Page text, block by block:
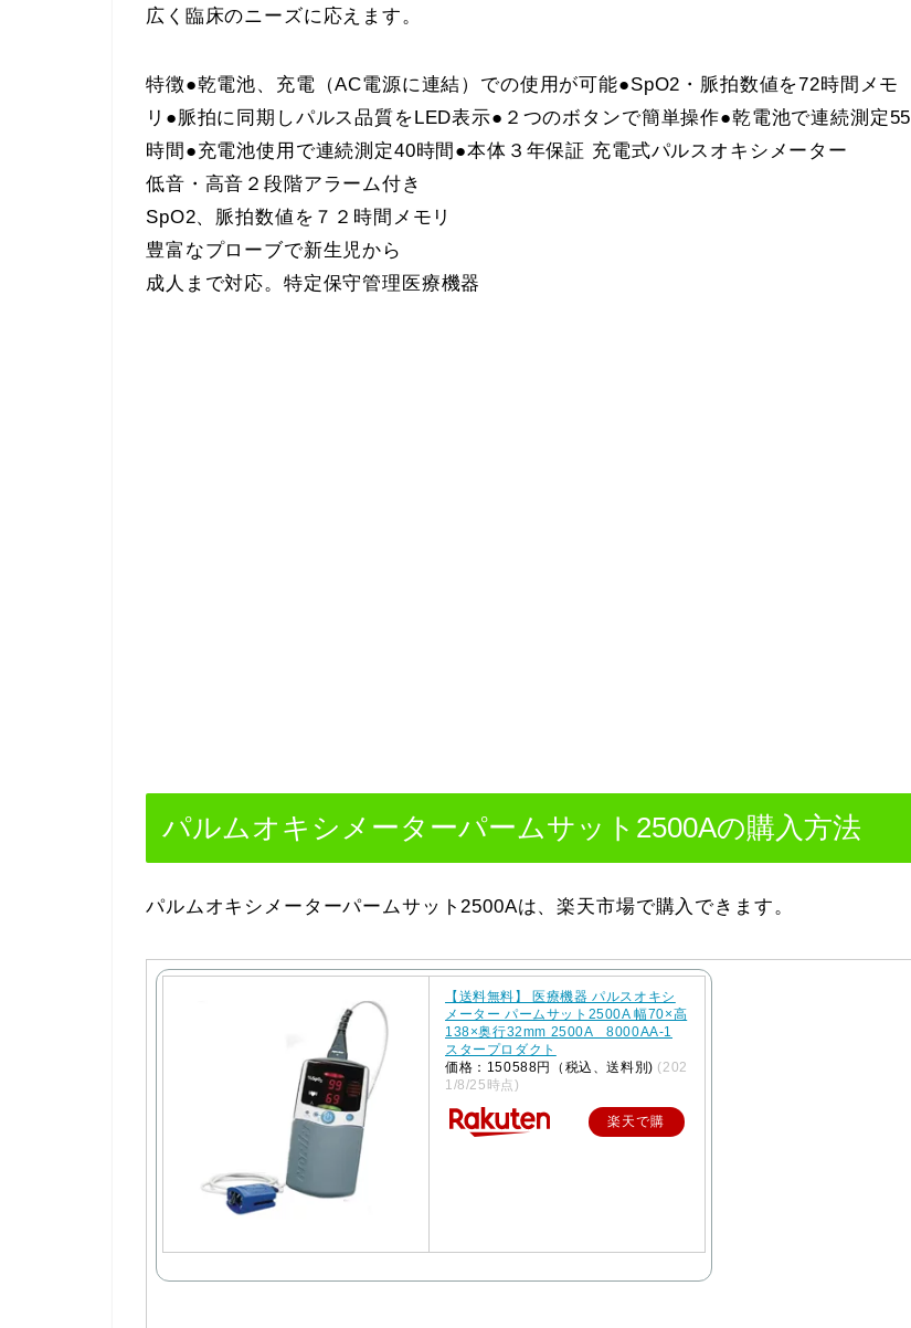
広く臨床のニーズに応えます。
特徴●乾電池、充電（AC電源に連結）での使用が可能●SpO2・脈拍数値を72時間メモ
リ●脈拍に同期しパルス品質をLED表示●２つのボタンで簡単操作●乾電池で連続測定55
時間●充電池使用で連続測定40時間●本体３年保証 充電式パルスオキシメーター
低音・高音２段階アラーム付き
SpO2、脈拍数値を７２時間メモリ
豊富なプローブで新生児から
成人まで対応。特定保守管理医療機器
パルムオキシメーターパームサット2500Aの購入方法
パルムオキシメーターパームサット2500Aは、楽天市場で購入できます。
【送料無料】 医療機器 パルスオキシ
メーター パームサット2500A 幅70×高
138×奥行32mm 2500A 8000AA-1
スタープロダクト
価格：150588円（税込、送料別) (202
1/8/25時点)
楽天で購